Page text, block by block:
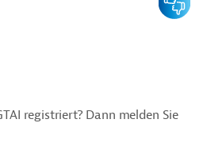
registriert? Dann melden Sie